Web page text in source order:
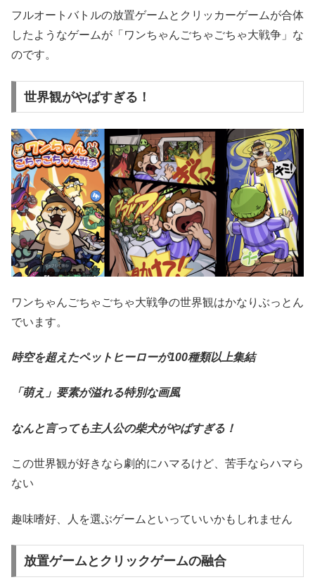
フルオートバトルの放置ゲームとクリッカーゲームが合体
したようなゲームが「ワンちゃんごちゃごちゃ大戦争」な
のです。
世界観がやばすぎる！
ワンちゃんごちゃごちゃ大戦争の世界観はかなりぶっとん
でいます。
時空を超えたペットヒーローが100種類以上集結
「萌え」要素が溢れる特別な画風
なんと言っても主人公の柴犬がやばすぎる！
この世界観が好きなら劇的にハマるけど、苦手ならハマら
ない
趣味嗜好、人を選ぶゲームといっていいかもしれません
放置ゲームとクリックゲームの融合